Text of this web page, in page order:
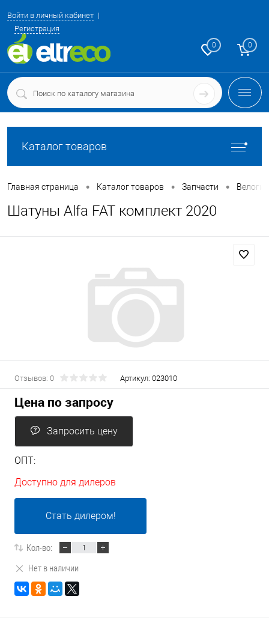
Войти в личный кабинет
Регистрация
0 0
Каталог товаров
Главная страница • Каталог товаров • Запчасти •
Шатуны Alfa FAT комплект 2020
Отзывов: 0 Артикул: 023010
Цена по запросу
Запросить цену
ОПТ:
Доступно для дилеров
Стать дилером!
Кол-во:
Нет в наличии